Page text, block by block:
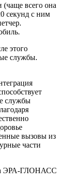
всего она
секунд с ним
этого
службы.
службы
вызовы из
части
ЭРА-ГЛОНАСС